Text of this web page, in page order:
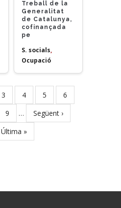
Treball de la
Generalitat
de Catalunya,
cofinançada
pe
S. socials,
Ocupació
Page
3 Page
4 Page
5 Page
6
Page
9 …
Next
page
Següent ›
Last
page
Última »